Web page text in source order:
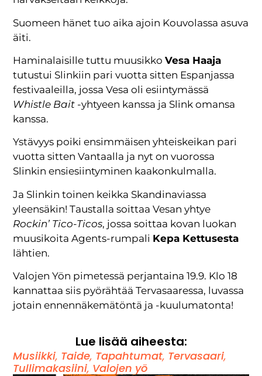
Suomeen hänet tuo aika ajoin Kouvolassa asuva
äiti.
Haminalaisille tuttu muusikkoVesa Haaja
tutustui Slinkiin pari vuotta sitten Espanjassa
festivaaleilla, jossa Vesa oli esiintymässä
Whistle Bait -yhtyeen kanssa ja Slink omansa
kanssa.
Ystävyys poiki ensimmäisen yhteiskeikan pari
vuotta sitten Vantaalla ja nyt on vuorossa
Slinkin ensiesiintyminen kaakonkulmalla.
Ja Slinkin toinen keikka Skandinaviassa
yleensäkin! Taustalla soittaa Vesan yhtye
Rockin’ Tico-Ticos, jossa soittaa kovan luokan
muusikoita Agents-rumpali Kepa Kettusesta
lähtien.
Valojen Yön pimetessä perjantaina 19.9. Klo 18
kannattaa siis pyörähtää Tervasaaressa, luvassa
jotain ennennäkemätöntä ja -kuulumatonta!
Lue lisää aiheesta:
Musiikki, Taide, Tapahtumat, Tervasaari,
Tullimakasiini, Valojen yö